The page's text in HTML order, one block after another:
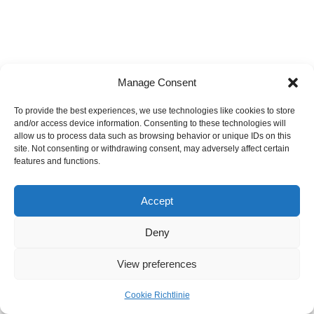
Manage Consent
To provide the best experiences, we use technologies like cookies to store
and/or access device information. Consenting to these technologies will
allow us to process data such as browsing behavior or unique IDs on this
site. Not consenting or withdrawing consent, may adversely affect certain
features and functions.
Accept
Deny
View preferences
Cookie Richtlinie